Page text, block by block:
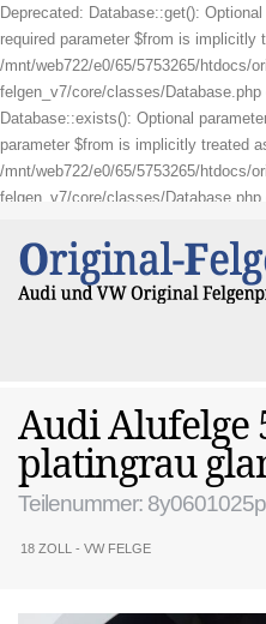
Deprecated: Database::get():
required parameter $from is implicitly
/mnt/web722/e0/65/5753265/htdocs/
felgen_v7/core/classes/Database.php
Database::exists(): Optional
parameter $from is implicitly treated
/mnt/web722/e0/65/5753265/htdocs/
felgen_v7/core/classes/Database.php
Audi Alufelge
platingrau
Teilenummer:
18 ZOLL - VW FELGE